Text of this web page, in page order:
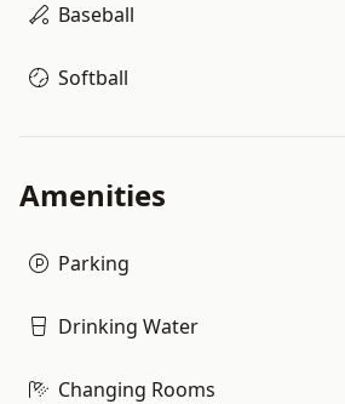
Baseball
Softball
Amenities
Parking
Drinking Water
Changing Rooms